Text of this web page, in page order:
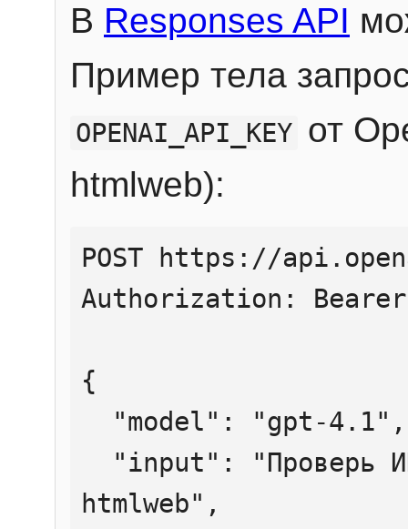
В Responses API
Пример тела
OPENAI_API_KEY от
htmlweb):
POST https://
Authorization:
{
htmlweb",